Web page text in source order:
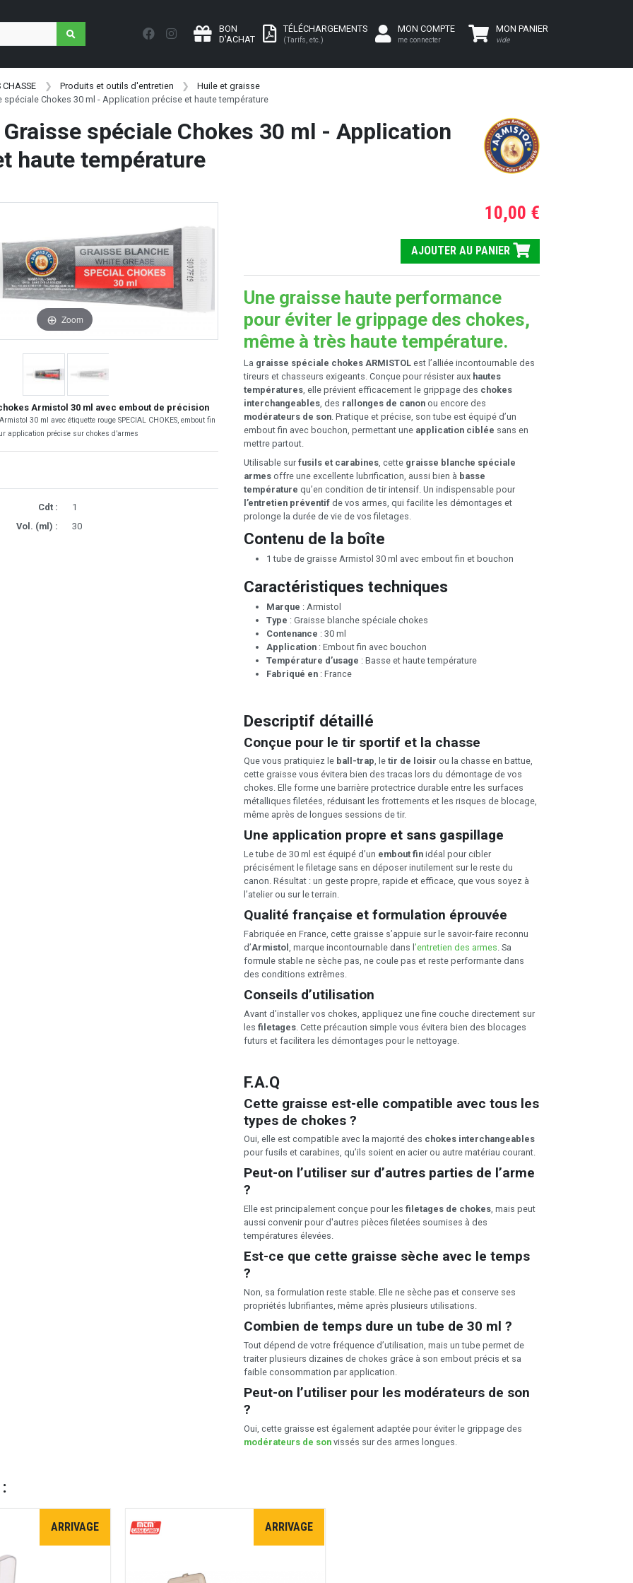
BON
D'ACHAT
TÉLÉCHARGEMENTS
(Tarifs, etc.)
MON COMPTE
me connecter
MON PANIER
vide
CHASSE Produits et outils d'entretien
Huile et graisse
spéciale Chokes 30 ml - Application précise et haute température
spéciale Chokes 30 ml - Application
haute température
Zoom
Armistol 30 ml avec embout de précision
30 ml avec étiquette rouge SPECIAL CHOKES, embout fin
application précise sur chokes d’armes
Cdt :
1
Vol. (ml) :
30
10,00 €
AJOUTER AU PANIER
Une graisse haute performance
pour éviter le grippage des chokes,
même à très haute température.
La graisse spéciale chokes ARMISTOL est l’alliée incontournable des
tireurs et chasseurs exigeants. Conçue pour résister aux hautes
températures, elle prévient efficacement le grippage des chokes
interchangeables, des rallonges de canon ou encore des
modérateurs de son. Pratique et précise, son tube est équipé d’un
embout fin avec bouchon, permettant une application ciblée sans en
mettre partout.
Utilisable sur fusils et carabines, cette graisse blanche spéciale
armes offre une excellente lubrification, aussi bien à basse
température qu’en condition de tir intensif. Un indispensable pour
l’entretien préventif de vos armes, qui facilite les démontages et
prolonge la durée de vie de vos filetages.
Contenu de la boîte
1 tube de graisse Armistol 30 ml avec embout fin et bouchon
Caractéristiques techniques
Marque : Armistol
Type : Graisse blanche spéciale chokes
Contenance : 30 ml
Application : Embout fin avec bouchon
Température d’usage : Basse et haute température
Fabriqué en : France
Descriptif détaillé
Conçue pour le tir sportif et la chasse
Que vous pratiquiez le ball-trap, le tir de loisir ou la chasse en battue,
cette graisse vous évitera bien des tracas lors du démontage de vos
chokes. Elle forme une barrière protectrice durable entre les surfaces
métalliques filetées, réduisant les frottements et les risques de blocage,
même après de longues sessions de tir.
Une application propre et sans gaspillage
Le tube de 30 ml est équipé d’un embout fin idéal pour cibler
précisément le filetage sans en déposer inutilement sur le reste du
canon. Résultat : un geste propre, rapide et efficace, que vous soyez à
l’atelier ou sur le terrain.
Qualité française et formulation éprouvée
Fabriquée en France, cette graisse s’appuie sur le savoir-faire reconnu
d’Armistol , marque incontournable dans l ’entretien des armes . Sa
formule stable ne sèche pas, ne coule pas et reste performante dans
des conditions extrêmes.
Conseils d’utilisation
Avant d’installer vos chokes, appliquez une fine couche directement sur
les filetages . Cette précaution simple vous évitera bien des blocages
futurs et facilitera les démontages pour le nettoyage.
F.A.Q
Cette graisse est-elle compatible avec tous les
types de chokes ?
Oui, elle est compatible avec la majorité des chokes interchangeables
pour fusils et carabines, qu’ils soient en acier ou autre matériau courant.
Peut-on l’utiliser sur d’autres parties de l’arme
?
Elle est principalement conçue pour les filetages de chokes, mais peut
aussi convenir pour d'autres pièces filetées soumises à des
températures élevées.
Est-ce que cette graisse sèche avec le temps
?
Non, sa formulation reste stable. Elle ne sèche pas et conserve ses
propriétés lubrifiantes, même après plusieurs utilisations.
Combien de temps dure un tube de 30 ml ?
Tout dépend de votre fréquence d’utilisation, mais un tube permet de
traiter plusieurs dizaines de chokes grâce à son embout précis et sa
faible consommation par application.
Peut-on l’utiliser pour les modérateurs de son
?
Oui, cette graisse est également adaptée pour éviter le grippage des
modérateurs de son vissés sur des armes longues.
ARRIVAGE ARRIVAGE